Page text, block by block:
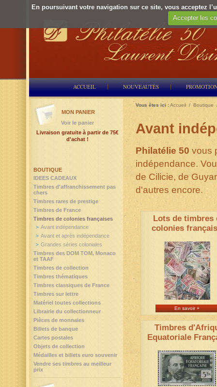
En poursuivant votre navigation sur ce site, vous acceptez
Accepter les
ACCUEIL NOUVEAUTÉS
Vous êtes ici :Accueil / Boutique
Avant
Philatélie 50 vous
indépendance.
de Cilicie, de
d'autres encore.
Lots de timbres
colonies
En savoir +
Timbres
Equatoriale
BOUTIQUE
IDEES CADEAUX
Timbres d'affranchissement pas
chers
Timbres rares de prestige
Timbres de France
Timbres de colonies françaises
Avant indépendance
Avant et après indépendance
Grandes séries coloniales
Timbres des DOM TOM, Monaco
et TAAF
Timbres de collection
Timbres thématiques
Timbres classiques de France
Timbres sur lettre
Matériel toutes collections
Librairie du collectionneur
Pièces de monnaies
Billets de banque
Cartes postales
Objets de collection
Médailles et billets euro souvenir
Vendre ses timbres au meilleur
prix
MON PANIER
Voir le panier
Livraison gratuite à partir de 75€
d'achat !